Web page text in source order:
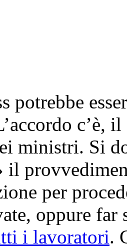
potrebbe
c’è,
ministri. Si
il
per
oppure far
i lavoratori.